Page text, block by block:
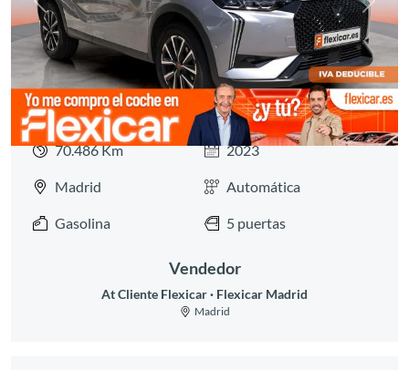
Anterior
70.486 Km 2023
Madrid Automática
Gasolina 5 puertas
Vendedor
At Cliente Flexicar Flexicar Madrid
Madrid